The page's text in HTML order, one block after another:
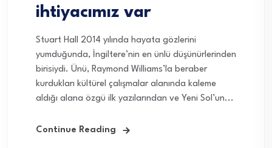
ihtiyacımız var
Stuart Hall 2014 yılında hayata gözlerini
yumduğunda, İngiltere’nin en ünlü düşünürlerinden
birisiydi. Ünü, Raymond Williams’la beraber
kurdukları kültürel çalışmalar alanında kaleme
aldığı alana özgü ilk yazılarından ve Yeni Sol’un...
Continue Reading